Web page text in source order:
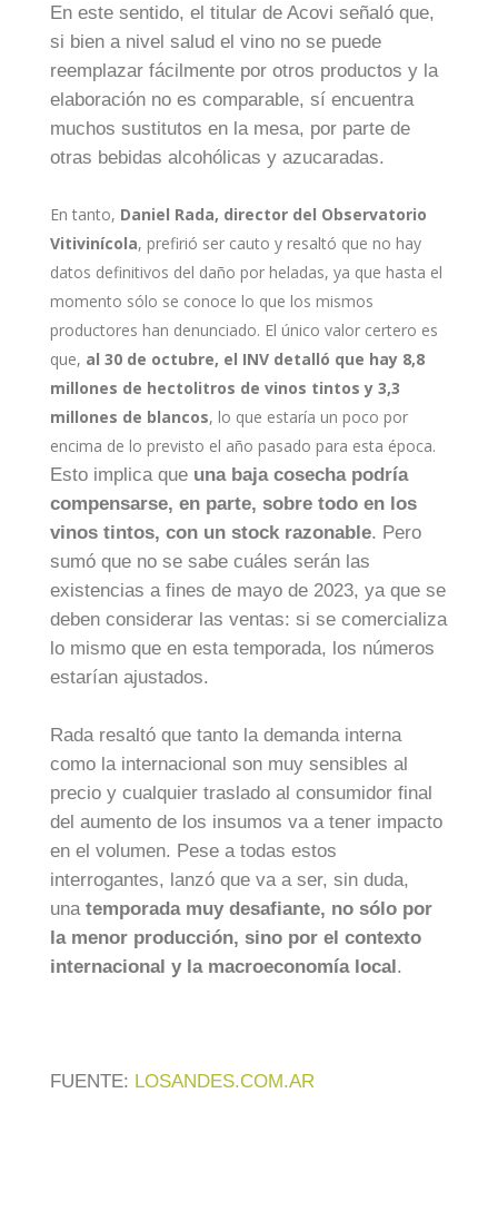
En este sentido, el titular de Acovi señaló que,
si bien a nivel salud el vino no se puede
reemplazar fácilmente por otros productos y la
elaboración no es comparable, sí encuentra
muchos sustitutos en la mesa, por parte de
otras bebidas alcohólicas y azucaradas.
En tanto, Daniel Rada, director del Observatorio
Vitivinícola, prefirió ser cauto y resaltó que no hay
datos definitivos del daño por heladas, ya que hasta el
momento sólo se conoce lo que los mismos
productores han denunciado. El único valor certero es
que, al 30 de octubre, el INV detalló que hay 8,8
millones de hectolitros de vinos tintos y 3,3
millones de blancos, lo que estaría un poco por
encima de lo previsto el año pasado para esta época.
Esto implica que una baja cosecha podría
compensarse, en parte, sobre todo en los
vinos tintos, con un stock razonable. Pero
sumó que no se sabe cuáles serán las
existencias a fines de mayo de 2023, ya que se
deben considerar las ventas: si se comercializa
lo mismo que en esta temporada, los números
estarían ajustados.
Rada resaltó que tanto la demanda interna
como la internacional son muy sensibles al
precio y cualquier traslado al consumidor final
del aumento de los insumos va a tener impacto
en el volumen. Pese a todas estos
interrogantes, lanzó que va a ser, sin duda,
una temporada muy desafiante, no sólo por
la menor producción, sino por el contexto
internacional y la macroeconomía local.
FUENTE: LOSANDES.COM.AR